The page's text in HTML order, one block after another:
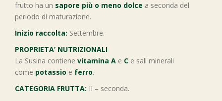
frutto ha un sapore più o meno dolce a seconda del
periodo di maturazione.
Inizio raccolta: Settembre.
PROPRIETA’ NUTRIZIONALI
La Susina contiene vitamina A e C e sali minerali
come potassio e ferro.
CATEGORIA FRUTTA: II – seconda.